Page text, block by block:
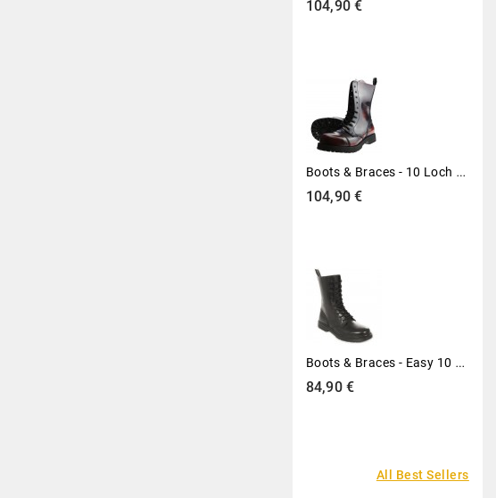
Preis
104,90 €
B
Oots & Braces - 10 Loch Stiefel Rangers Burgundy Rub-Off Rot
Preis
104,90 €
B
Oots & Braces - Easy 10 Loch Monochrom Black On Black Stiefel Rangers Schwarz
Preis
84,90 €
All Best Sellers